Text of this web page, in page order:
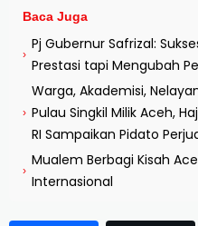
Baca Juga
›
Pj Gubernur Safrizal:
Prestasi tapi Mengubah
›
Warga, Akademisi,
Pulau Singkil Milik Aceh,
RI Sampaikan Pidato
›
Mualem Berbagi Kisah
Internasional